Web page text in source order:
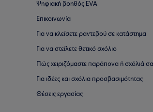
Ψηφιακή βοηθός EVA
Επικοινωνία
Για να κλείσετε ραντεβού σε κατάστημα
Για να στείλετε θετικό σχόλιο
Πώς χειριζόμαστε παράπονα ή σχόλιά
Για ιδέες και σχόλια προσβασιμότητας
Θέσεις εργασίας